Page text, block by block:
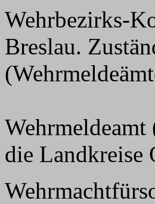
Wehrbezirks-
Breslau.
die Landkreise